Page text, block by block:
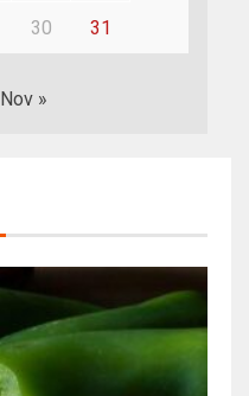
30 31
Nov »